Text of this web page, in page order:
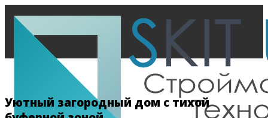
Уютный загородный дом с тихой